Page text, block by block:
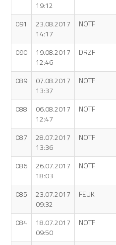
19:12
091
23.08.2017
14:17
NOTF
090
19.08.2017
12:46
DRZF
089
07.08.2017
13:37
NOTF
088
06.08.2017
12:47
NOTF
087
28.07.2017
13:36
NOTF
086
26.07.2017
18:03
NOTF
085
23.07.2017
09:32
FEUK
084
18.07.2017
09:50
NOTF